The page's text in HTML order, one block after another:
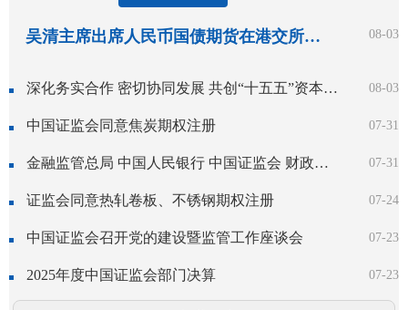
吴清主席出席人民币国债期货在港交所挂牌上市仪式并致辞 08-03
深化务实合作 密切协同发展 共创“十五五”资本市场高水平开放新局面——吴清主席在香港推出人民币国债期货上市仪式上的致辞 08-03
中国证监会同意焦炭期权注册 07-31
金融监管总局 中国人民银行 中国证监会 财政部关于健全金融机构治理的实施意见 07-31
证监会同意热轧卷板、不锈钢期权注册 07-24
中国证监会召开党的建设暨监管工作座谈会 07-23
2025年度中国证监会部门决算 07-23